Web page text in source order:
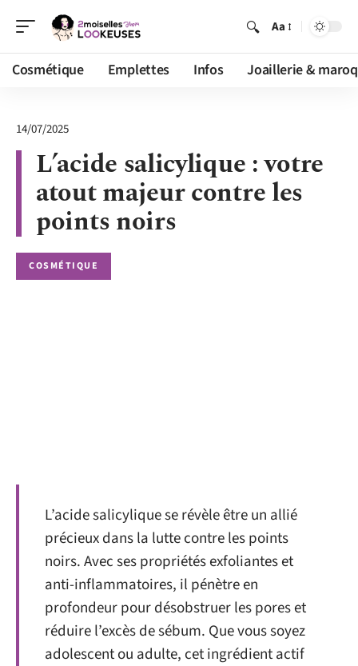
Aa
Cosmétique Emplettes Infos Joaillerie &
14/07/2025
L’acide salicylique : votre
atout majeur contre les
points noirs
COSMÉTIQUE
L’acide salicylique se révèle être un allié
précieux dans la lutte contre les points
noirs. Avec ses propriétés exfoliantes et
anti-inflammatoires, il pénètre en
profondeur pour désobstruer les pores et
réduire l’excès de sébum. Que vous soyez
adolescent ou adulte, cet ingrédient actif